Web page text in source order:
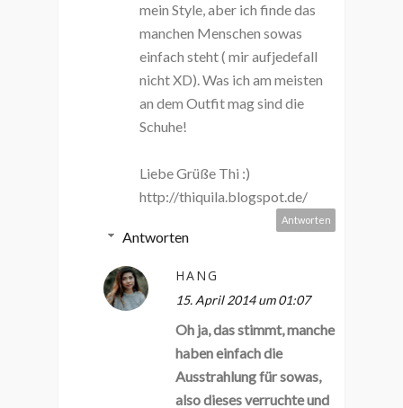
mein Style, aber ich finde das
manchen Menschen sowas
einfach steht ( mir aufjedefall
nicht XD). Was ich am meisten
an dem Outfit mag sind die
Schuhe!
Liebe Grüße Thi :)
http://thiquila.blogspot.de/
Antworten
Antworten
HANG
15. April 2014 um 01:07
Oh ja, das stimmt, manche
haben einfach die
Ausstrahlung für sowas,
also dieses verruchte und